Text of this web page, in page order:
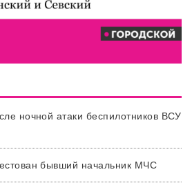
ночной атаки беспилотников ВСУ
бывший начальник МЧС